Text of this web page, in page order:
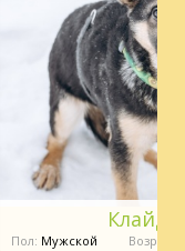
Клайд
Пол: Мужской Возраст: